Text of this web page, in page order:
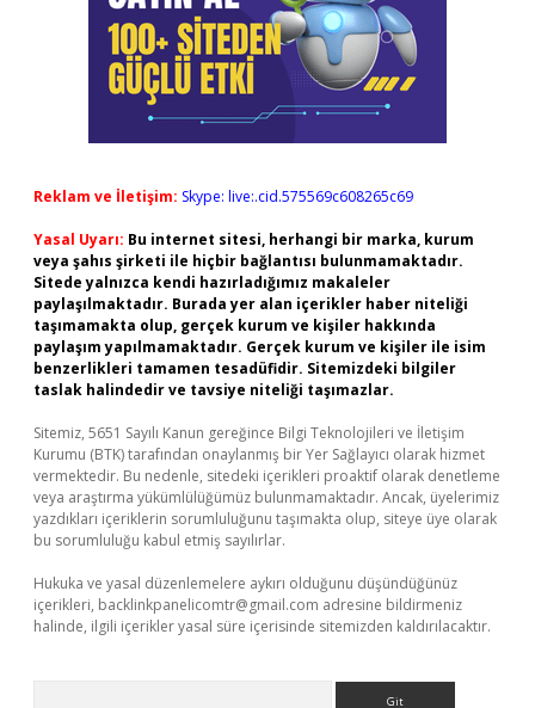
Reklam ve İletişim: Skype: live:.cid.575569c608265c69
Yasal Uyarı: Bu internet sitesi, herhangi bir marka, kurum
veya şahıs şirketi ile hiçbir bağlantısı bulunmamaktadır.
Sitede yalnızca kendi hazırladığımız makaleler
paylaşılmaktadır. Burada yer alan içerikler haber niteliği
taşımamakta olup, gerçek kurum ve kişiler hakkında
paylaşım yapılmamaktadır. Gerçek kurum ve kişiler ile isim
benzerlikleri tamamen tesadüfidir. Sitemizdeki bilgiler
taslak halindedir ve tavsiye niteliği taşımazlar.
Sitemiz, 5651 Sayılı Kanun gereğince Bilgi Teknolojileri ve İletişim
Kurumu (BTK) tarafından onaylanmış bir Yer Sağlayıcı olarak hizmet
vermektedir. Bu nedenle, sitedeki içerikleri proaktif olarak denetleme
veya araştırma yükümlülüğümüz bulunmamaktadır. Ancak, üyelerimiz
yazdıkları içeriklerin sorumluluğunu taşımakta olup, siteye üye olarak
bu sorumluluğu kabul etmiş sayılırlar.
Hukuka ve yasal düzenlemelere aykırı olduğunu düşündüğünüz
içerikleri, backlinkpanelicomtr@gmail.com adresine bildirmeniz
halinde, ilgili içerikler yasal süre içerisinde sitemizden kaldırılacaktır.